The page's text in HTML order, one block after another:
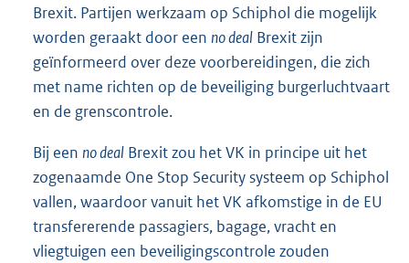
Brexit. Partijen werkzaam op Schiphol die mogelijk
worden geraakt door een no deal Brexit zijn
geïnformeerd over deze voorbereidingen, die zich
met name richten op de beveiliging burgerluchtvaart
en de grenscontrole.
Bij een no deal Brexit zou het VK in principe uit het
zogenaamde One Stop Security systeem op Schiphol
vallen, waardoor vanuit het VK afkomstige in de EU
transfererende passagiers, bagage, vracht en
vliegtuigen een beveiligingscontrole zouden